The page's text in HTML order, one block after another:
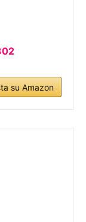
su Amazon